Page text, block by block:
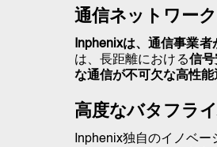
通信ネットワー
Inphenixは、通信事業者
は、長距離における信号
な通信が不可欠な高性
高度なバタフラ
Inphenix独自のイノベ